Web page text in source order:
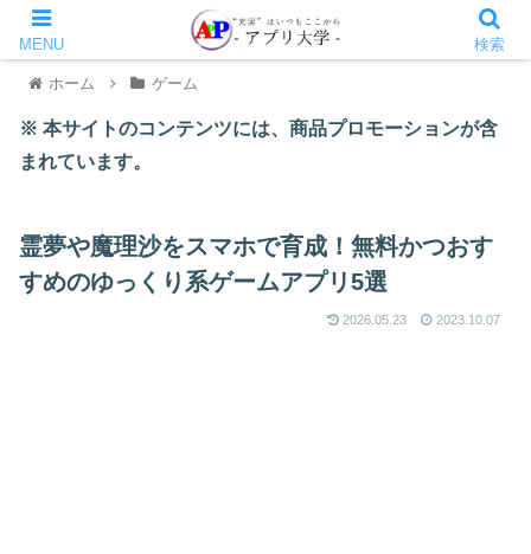
ホーム ゲーム
※ 本サイトのコンテンツには、商品プロモーションが含
まれています。
霊夢や魔理沙をスマホで育成！無料かつおす
すめのゆっくり系ゲームアプリ5選
2026.05.23 2023.10.07
MENU 検索